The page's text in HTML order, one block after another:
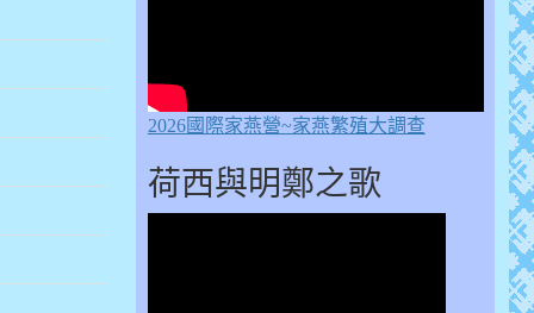
2026國際家燕營~家燕繁殖大調查
荷西與明鄭之歌